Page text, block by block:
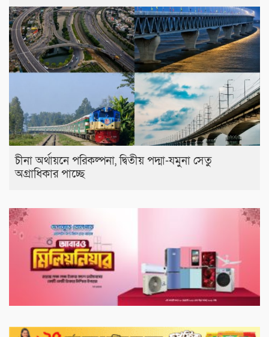
চীনা অর্থায়নে পরিকল্পনা, দ্বিতীয় পদ্মা-যমুনা সেতু
অগ্রাধিকার পাচ্ছে